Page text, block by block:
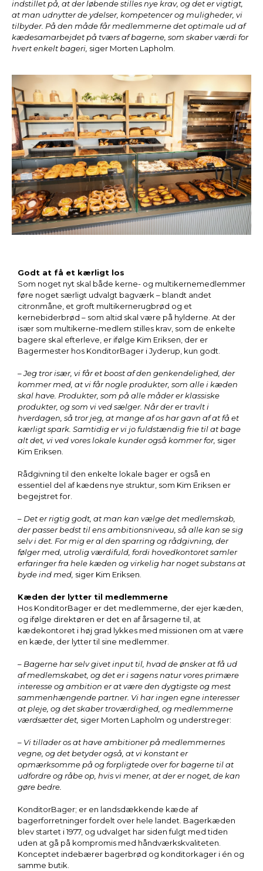
indstillet på, at der løbende stilles nye krav, og det er vigtigt,
at man udnytter de ydelser, kompetencer og muligheder, vi
tilbyder. På den måde får medlemmerne det optimale ud af
kædesamarbejdet på tværs af bagerne, som skaber værdi for
hvert enkelt bageri, siger Morten Lapholm.
Godt at få et kærligt los
Som noget nyt skal både kerne- og multikernemedlemmer
føre noget særligt udvalgt bagværk – blandt andet
citronmåne, et groft multikernerugbrød og et
kernebiderbrød – som altid skal være på hylderne. At der
især som multikerne-medlem stilles krav, som de enkelte
bagere skal efterleve, er ifølge Kim Eriksen, der er
Bagermester hos KonditorBager i Jyderup, kun godt.
– Jeg tror især, vi får et boost af den genkendelighed, der
kommer med, at vi får nogle produkter, som alle i kæden
skal have. Produkter, som på alle måder er klassiske
produkter, og som vi ved sælger. Når der er travlt i
hverdagen, så tror jeg, at mange af os har gavn af at få et
kærligt spark. Samtidig er vi jo fuldstændig frie til at bage
alt det, vi ved vores lokale kunder også kommer for, siger
Kim Eriksen.
Rådgivning til den enkelte lokale bager er også en
essentiel del af kædens nye struktur, som Kim Eriksen er
begejstret for.
– Det er rigtig godt, at man kan vælge det medlemskab,
der passer bedst til ens ambitionsniveau, så alle kan se sig
selv i det. For mig er al den sparring og rådgivning, der
følger med, utrolig værdifuld, fordi hovedkontoret samler
erfaringer fra hele kæden og virkelig har noget substans at
byde ind med, siger Kim Eriksen.
Kæden der lytter til medlemmerne
Hos KonditorBager er det medlemmerne, der ejer kæden,
og ifølge direktøren er det en af årsagerne til, at
kædekontoret i høj grad lykkes med missionen om at være
en kæde, der lytter til sine medlemmer.
– Bagerne har selv givet input til, hvad de ønsker at få ud
af medlemskabet, og det er i sagens natur vores primære
interesse og ambition er at være den dygtigste og mest
sammenhængende partner. Vi har ingen egne interesser
at pleje, og det skaber troværdighed, og medlemmerne
værdsætter det, siger Morten Lapholm og understreger:
– Vi tillader os at have ambitioner på medlemmernes
vegne, og det betyder også, at vi konstant er
opmærksomme på og forpligtede over for bagerne til at
udfordre og råbe op, hvis vi mener, at der er noget, de kan
gøre bedre.
KonditorBager; er en landsdækkende kæde af
bagerforretninger fordelt over hele landet. Bagerkæden
blev startet i 1977, og udvalget har siden fulgt med tiden
uden at gå på kompromis med håndværkskvaliteten.
Konceptet indebærer bagerbrød og konditorkager i én og
samme butik.